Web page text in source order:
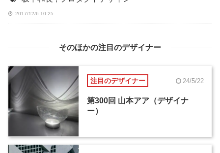
2017/12/6 10:25
そのほかの注目のデザイナー
注目のデザイナー 24/5/22
第300回 山本アア（デザイナ
ー）